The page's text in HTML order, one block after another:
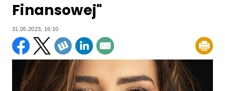
Finansowej"
31.05.2023, 16:10